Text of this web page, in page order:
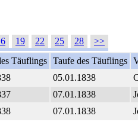
19 22 25 28
>>
Täuflings Taufe des Täuflings
05.01.1838
07.01.1838
07.01.1838